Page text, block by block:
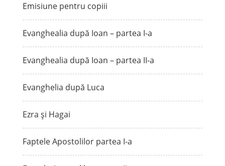
Emisiune pentru copiii
Evanghealia după Ioan – partea I-a
Evanghealia după Ioan – partea II-a
Evanghelia după Luca
Ezra și Hagai
Faptele Apostolilor partea I-a